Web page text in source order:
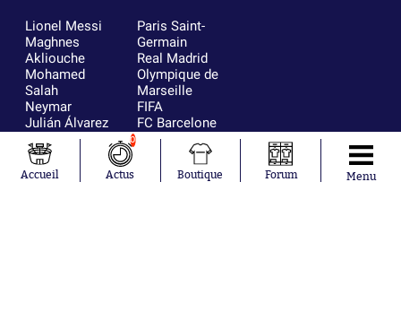
Lionel Messi
Maghnes
Akliouche
Mohamed
Salah
Neymar
Julián Álvarez
Ferrán Torres
Kilian Corredor
Franco
Mastantuono
Paris Saint-
Germain
Real Madrid
Olympique de
Marseille
FIFA
FC Barcelone
Argentine
Olympique
lyonnais
AS Monaco
Accueil
0
Actus Boutique Forum Menu